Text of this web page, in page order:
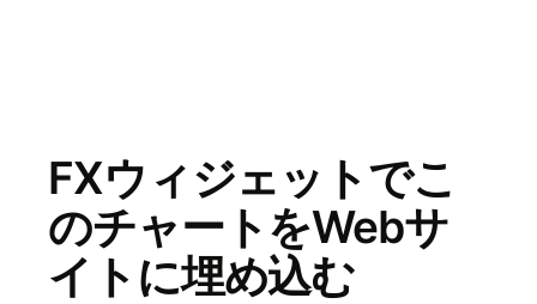
FXウィジェットでこ
のチャートをWebサ
イトに埋め込む